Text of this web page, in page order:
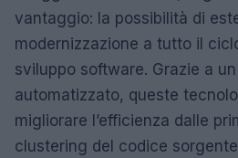
vantaggio: la possibilità di
modernizzazione a tutto il
sviluppo software. Grazie a
automatizzato, queste
migliorare l’efficienza dalle
clustering del codice